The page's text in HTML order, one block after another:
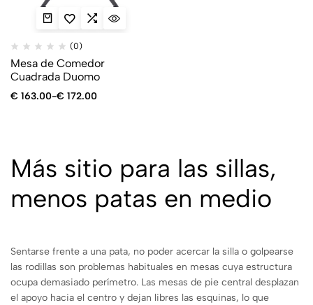
(0)
Mesa de Comedor
Cuadrada Duomo
€ 163.00-€ 172.00
Más sitio para las sillas,
menos patas en medio
Sentarse frente a una pata, no poder acercar la silla o golpearse
las rodillas son problemas habituales en mesas cuya estructura
ocupa demasiado perímetro. Las mesas de pie central desplazan
el apoyo hacia el centro y dejan libres las esquinas, lo que